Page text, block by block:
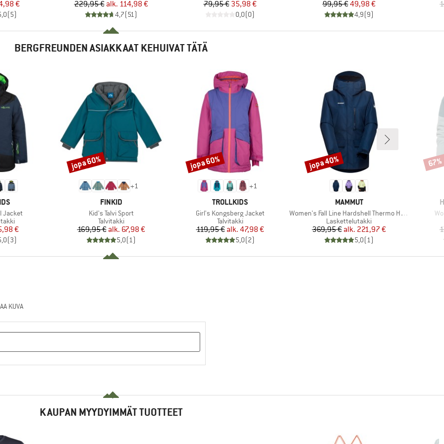
hinta
€
(5)
Hinta
229,95 € Alennettu hinta
alk. 114,98 €
4,7(51)
Hinta
79,95 €Alennettu hinta
35,98 €
0,0(0)
Hinta
99,95 €Alennettu hinta
49,98 €
4,9(9)
BERGFREUNDEN ASIAKKAAT KEHUIVAT TÄTÄ
Jacket
hinta
€
(3)
+1
MERKKI
FINKID
Tuote
Kid's Talvi Sport
Tuoteryhmä
Talvitakki
Hinta
169,95 € Alennettu hinta
alk. 67,98 €
5,0(1)
Alennus
jopa 60%
+1
MERKKI
TROLLKIDS
Tuote
Girl's Kongsberg Jacket
Tuoteryhmä
Talvitakki
Hinta
119,95 € Alennettu hinta
alk. 47,98 €
5,0(2)
Alennus
jopa 60%
MERKKI
MAMMUT
Tuote
Women's Fall Line Hardshell Thermo Hooded Jacket
Tuoteryhmä
Laskettelutakki
Hinta
369,95 € Alennettu hinta
alk. 221,97 €
5,0(1)
Alennus
jopa 40% 67%
KUVA
KAUPAN MYYDYIMMÄT TUOTTEET